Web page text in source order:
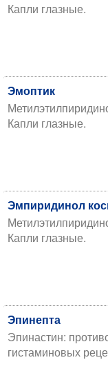
Капли глазные.
Эмоптик
Капли глазные.
Эмпиридинол
Капли глазные.
Эпинепта
Эпинастин:
гистаминовых